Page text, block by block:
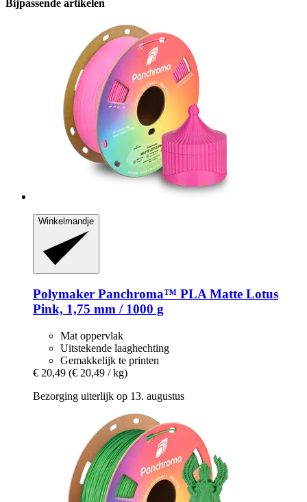
Bijpassende artikelen
Winkelmandje
Polymaker Panchroma™ PLA Matte Lotus
Pink, 1,75 mm / 1000 g
Mat oppervlak
Uitstekende laaghechting
Gemakkelijk te printen
€ 20,49 (€ 20,49 / kg)
Bezorging uiterlijk op 13. augustus